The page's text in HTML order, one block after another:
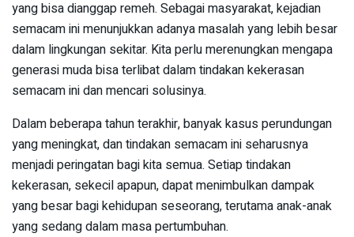
yang bisa dianggap remeh. Sebagai masyarakat, kejadian
semacam ini menunjukkan adanya masalah yang lebih besar
dalam lingkungan sekitar. Kita perlu merenungkan mengapa
generasi muda bisa terlibat dalam tindakan kekerasan
semacam ini dan mencari solusinya.
Dalam beberapa tahun terakhir, banyak kasus perundungan
yang meningkat, dan tindakan semacam ini seharusnya
menjadi peringatan bagi kita semua. Setiap tindakan
kekerasan, sekecil apapun, dapat menimbulkan dampak
yang besar bagi kehidupan seseorang, terutama anak-anak
yang sedang dalam masa pertumbuhan.